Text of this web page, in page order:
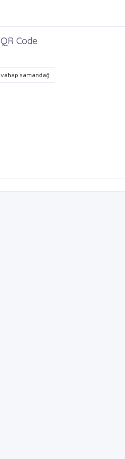
Code
samandağ